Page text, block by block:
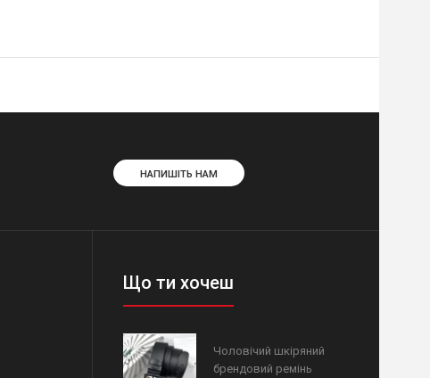
НАПИШІТЬ НАМ
Що ти хочеш
Чоловічий шкіряний
брендовий ремінь